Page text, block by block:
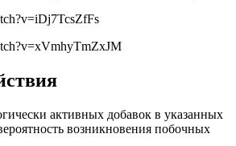
активных добавок в указанных
возникновения побочных